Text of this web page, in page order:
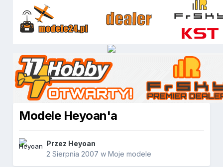
Modele Heyoan'a
Przez Heyoan
2 Sierpnia 2007 wMoje modele